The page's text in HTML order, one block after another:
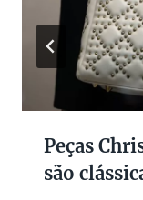
Peças
são